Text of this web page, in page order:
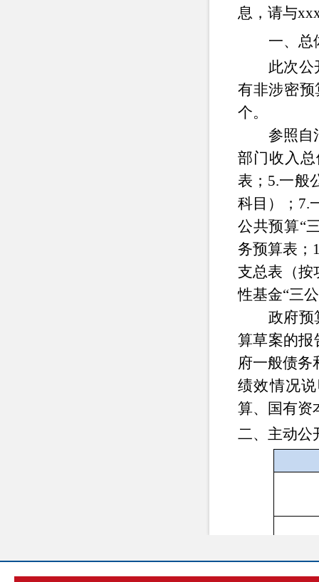
息，请与
一、 总
此次
有非涉密
个。
参照自
部门收入
表；5.一般
科目）；7.
公共预算“
务预算表；
支总表（按
性基金“三
政府预
算草案的报
府一般债务
绩效情况
算、国有资
二、主动公